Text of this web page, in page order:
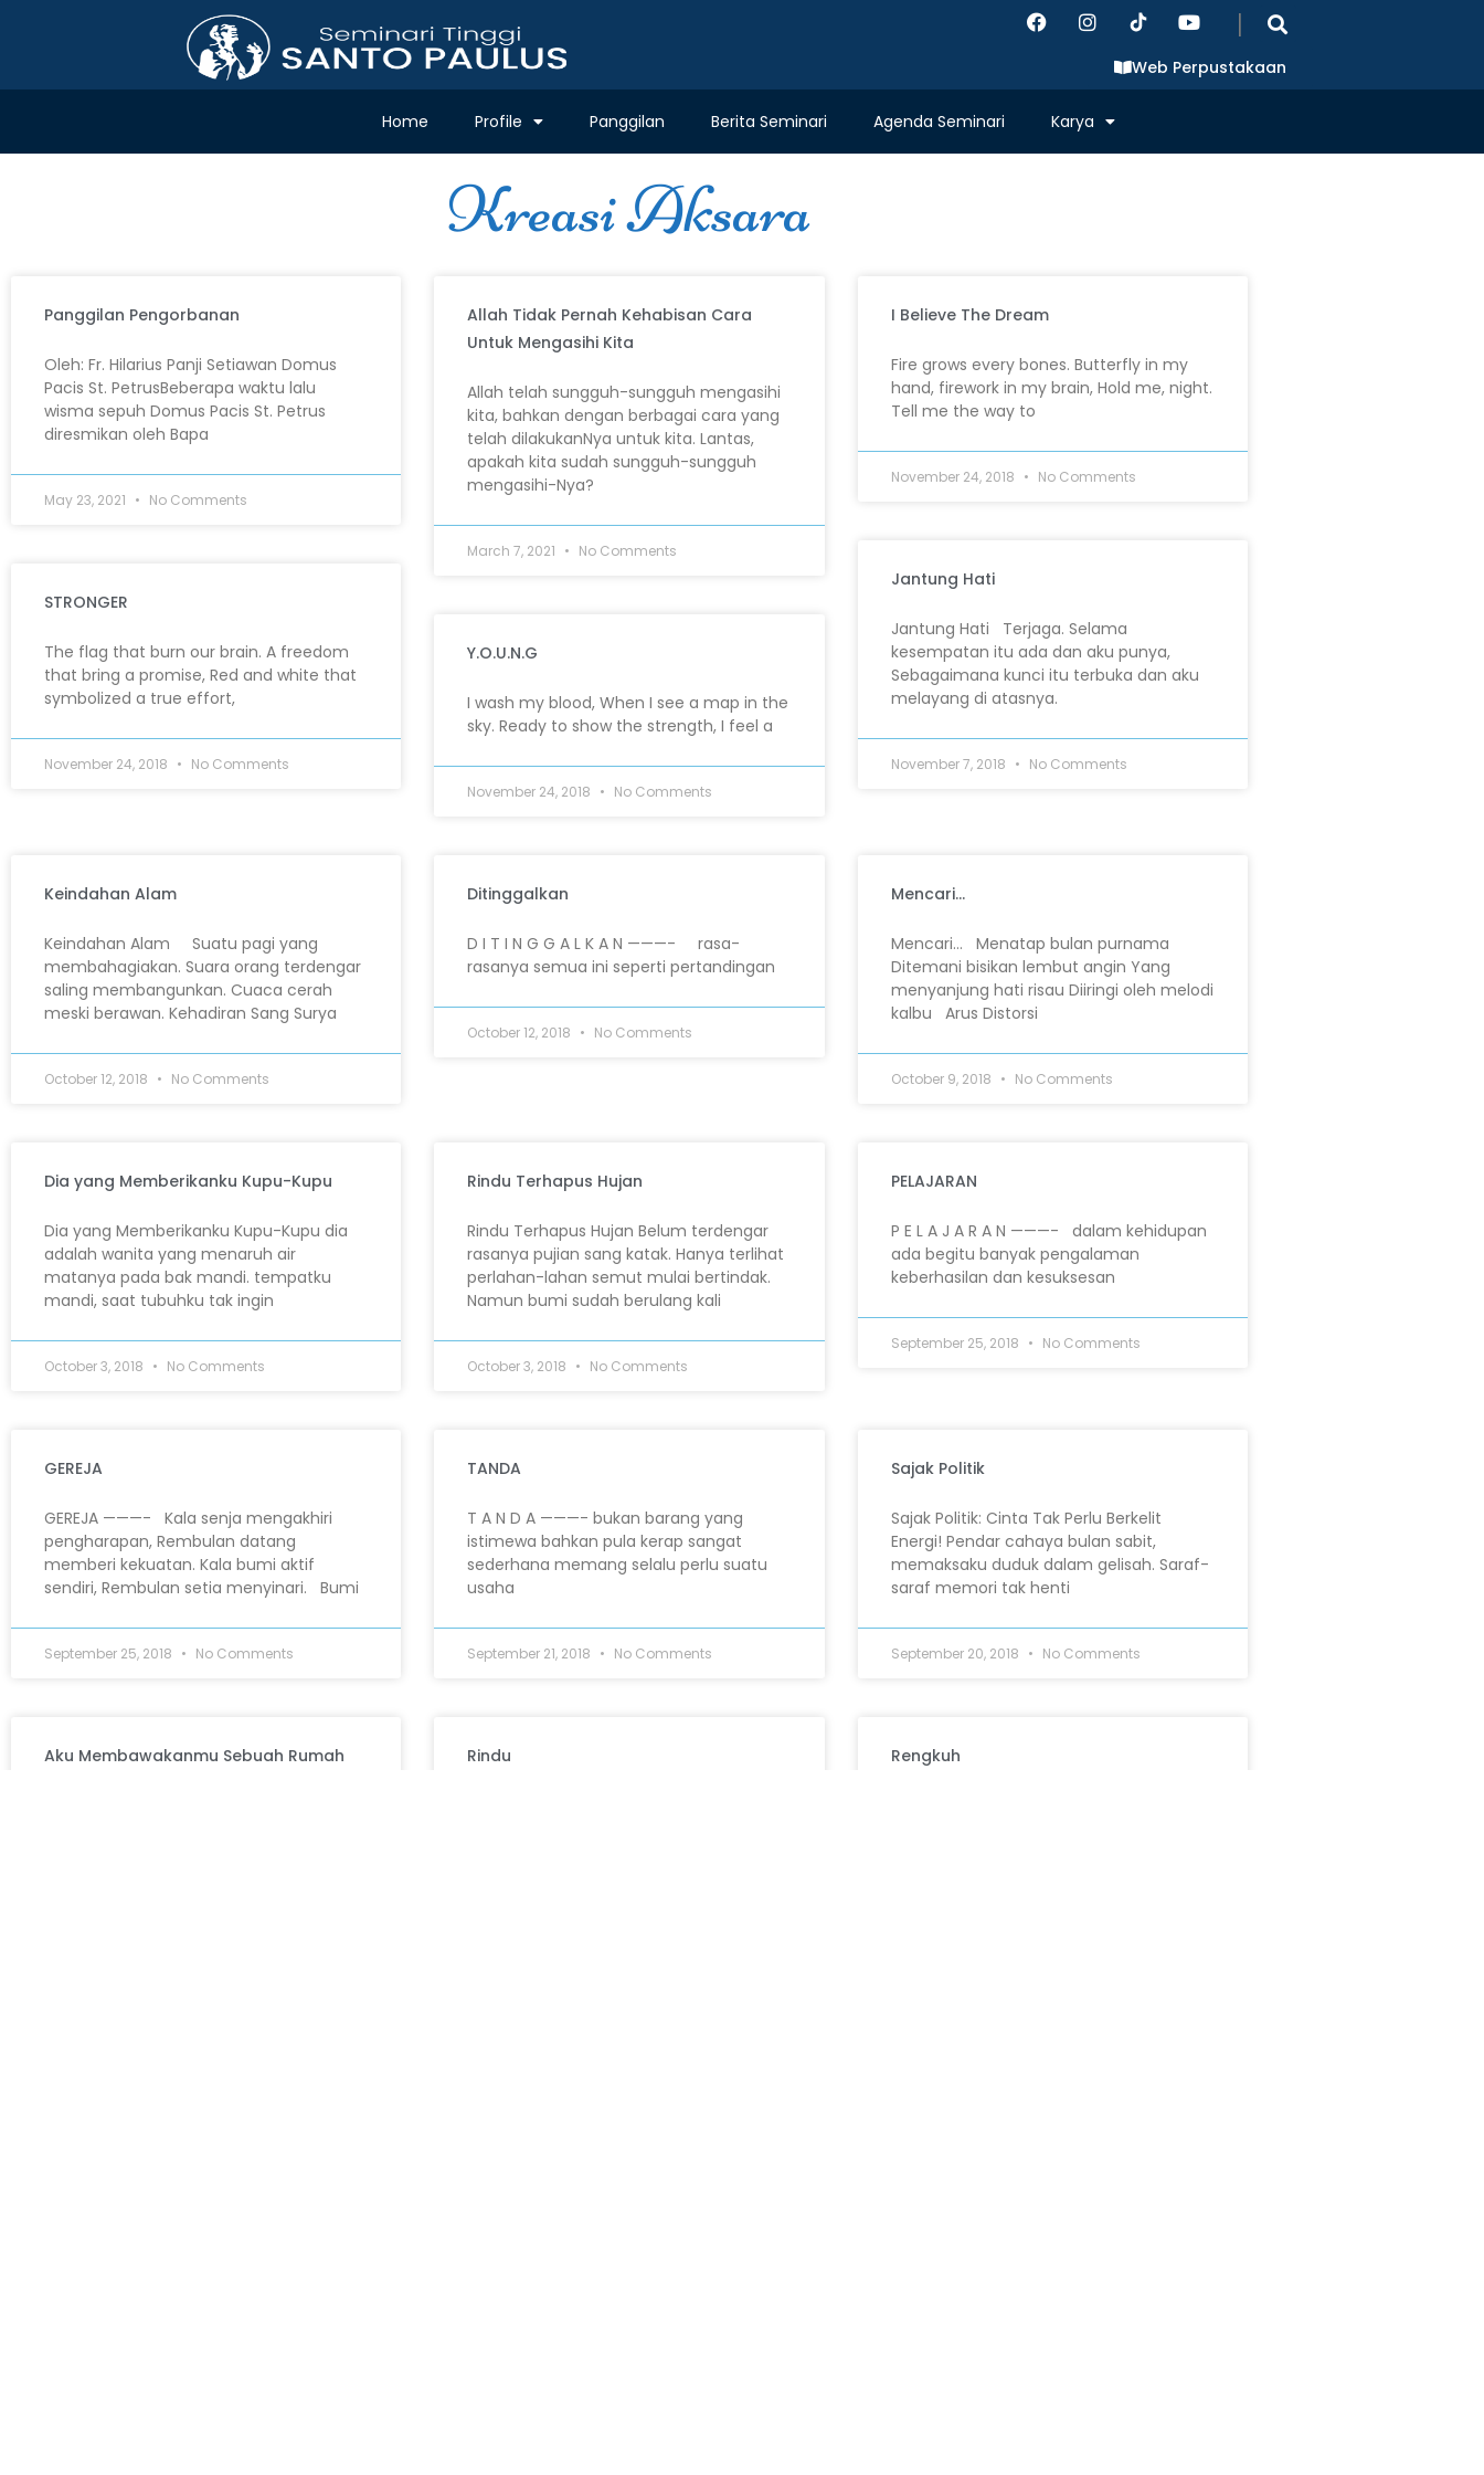
|
Web Perpustakaan
Home Profile Panggilan Berita Seminari Agenda Seminari Karya
Kreasi Aksara
Panggilan Pengorbanan
Oleh: Fr. Hilarius Panji Setiawan Domus
Pacis St. PetrusBeberapa waktu lalu
wisma sepuh Domus Pacis St. Petrus
diresmikan oleh Bapa
May 23, 2021 No Comments
Allah Tidak Pernah Kehabisan Cara
Untuk Mengasihi Kita
Allah telah sungguh-sungguh mengasihi
kita, bahkan dengan berbagai cara yang
telah dilakukanNya untuk kita. Lantas,
apakah kita sudah sungguh-sungguh
mengasihi-Nya?
March 7, 2021 No Comments
I Believe The Dream
Fire grows every bones. Butterfly in my
hand, firework in my brain, Hold me, night.
Tell me the way to
November 24, 2018 No Comments
STRONGER
The flag that burn our brain. A freedom
that bring a promise, Red and white that
symbolized a true effort,
November 24, 2018 No Comments
Y.O.U.N.G
I wash my blood, When I see a map in the
sky. Ready to show the strength, I feel a
November 24, 2018 No Comments
Jantung Hati
Jantung Hati Terjaga. Selama
kesempatan itu ada dan aku punya,
Sebagaimana kunci itu terbuka dan aku
melayang di atasnya.
November 7, 2018 No Comments
Keindahan Alam
Keindahan Alam Suatu pagi yang
membahagiakan. Suara orang terdengar
saling membangunkan. Cuaca cerah
meski berawan. Kehadiran Sang Surya
October 12, 2018 No Comments
Ditinggalkan
D I T I N G G A L K A N ———- rasa-
rasanya semua ini seperti pertandingan
October 12, 2018 No Comments
Mencari…
Mencari… Menatap bulan purnama
Ditemani bisikan lembut angin Yang
menyanjung hati risau Diiringi oleh melodi
kalbu Arus Distorsi
October 9, 2018 No Comments
Dia yang Memberikanku Kupu-Kupu
Dia yang Memberikanku Kupu-Kupu dia
adalah wanita yang menaruh air
matanya pada bak mandi. tempatku
mandi, saat tubuhku tak ingin
October 3, 2018 No Comments
Rindu Terhapus Hujan
Rindu Terhapus Hujan Belum terdengar
rasanya pujian sang katak. Hanya terlihat
perlahan-lahan semut mulai bertindak.
Namun bumi sudah berulang kali
October 3, 2018 No Comments
PELAJARAN
P E L A J A R A N ———- dalam kehidupan
ada begitu banyak pengalaman
keberhasilan dan kesuksesan
September 25, 2018 No Comments
GEREJA
GEREJA ———- Kala senja mengakhiri
pengharapan, Rembulan datang
memberi kekuatan. Kala bumi aktif
sendiri, Rembulan setia menyinari. Bumi
September 25, 2018 No Comments
TANDA
T A N D A ———- bukan barang yang
istimewa bahkan pula kerap sangat
sederhana memang selalu perlu suatu
usaha
September 21, 2018 No Comments
Sajak Politik
Sajak Politik: Cinta Tak Perlu Berkelit
Energi! Pendar cahaya bulan sabit,
memaksaku duduk dalam gelisah. Saraf-
saraf memori tak henti
September 20, 2018 No Comments
Aku Membawakanmu Sebuah Rumah Rindu Rengkuh